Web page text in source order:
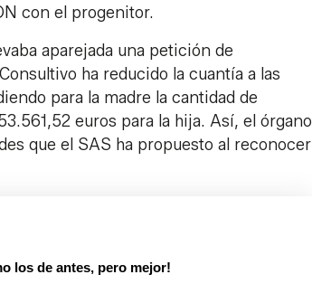
con el progenitor.
aparejada una petición de
ha reducido la cuantía a las
para la madre la cantidad de
euros para la hija. Así, el órgano
que el SAS ha propuesto al reconocer
los de antes, pero mejor!